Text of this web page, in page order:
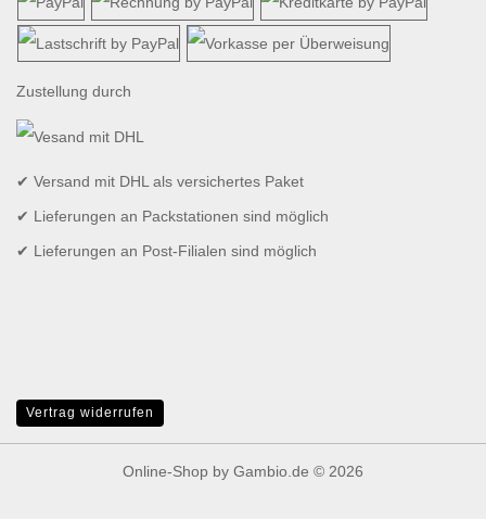
Zustellung durch
✔ Versand mit DHL als versichertes Paket
✔ Lieferungen an Packstationen sind möglich
✔ Lieferungen an Post-Filialen sind möglich
Vertrag widerrufen
Online-Shop by Gambio.de © 2026